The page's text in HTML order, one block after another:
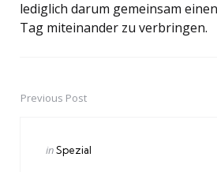
lediglich darum gemeinsam
Tag miteinander zu verbringen.
PostPrevious Post
Posted
inSpezial